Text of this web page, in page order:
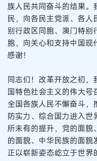
族人民共同奋斗的结果。
民，向各民主党派、各人
别行政区同胞、澳门特
胞，向关心和支持中国现
感谢！
同志们！改革开放之初，
国特色社会主义的伟大号
全国各族人民不懈奋斗，
防实力、综合国力进入世
所未有的提升，党的面
的面貌、中华民族的面貌
正以崭新姿态屹立于世界